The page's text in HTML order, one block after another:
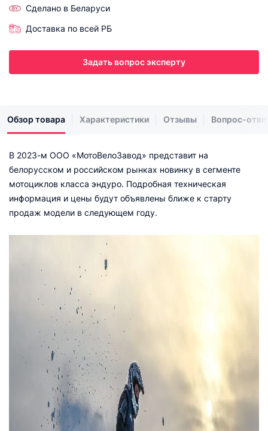
Сделано в Беларуси
Доставка по всей РБ
Задать вопрос эксперту
Обзор товара Характеристики Отзывы Вопрос-
В 2023-м ООО «МотоВелоЗавод» представит на
белорусском и российском рынках новинку в сегменте
мотоциклов класса эндуро. Подробная техническая
информация и цены будут объявлены ближе к старту
продаж модели в следующем году.